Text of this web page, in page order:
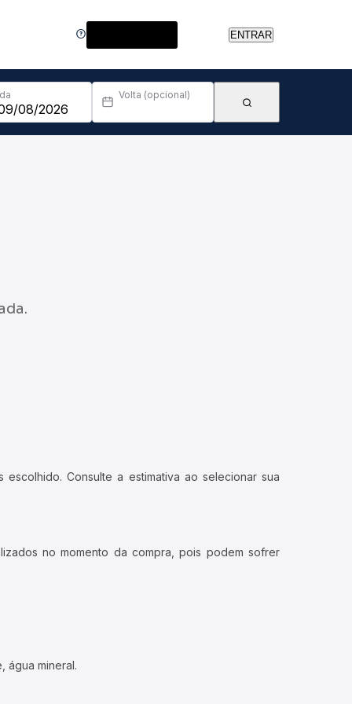
ENTRAR
Volta (opcional)
Consulte a estimativa ao selecionar sua
no momento da compra, pois podem sofrer
água mineral.